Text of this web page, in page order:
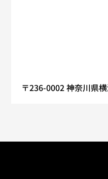
〒236-0002 神奈川県